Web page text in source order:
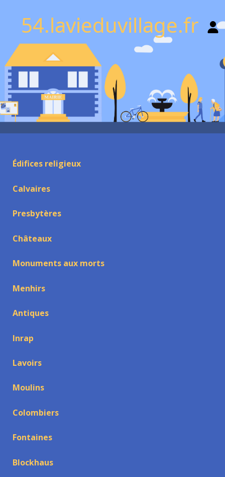
54.lavieduvillage.fr
Édifices religieux
Calvaires
Presbytères
Châteaux
Monuments aux morts
Menhirs
Antiques
Inrap
Lavoirs
Moulins
Colombiers
Fontaines
Blockhaus